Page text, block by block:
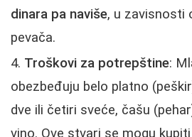
dinara pa naviše, u zavisnosti
pevača.
Troškovi za potrepštine:
obezbeđuju belo platno
dve ili četiri sveće, čašu
vino. Ove stvari se mogu